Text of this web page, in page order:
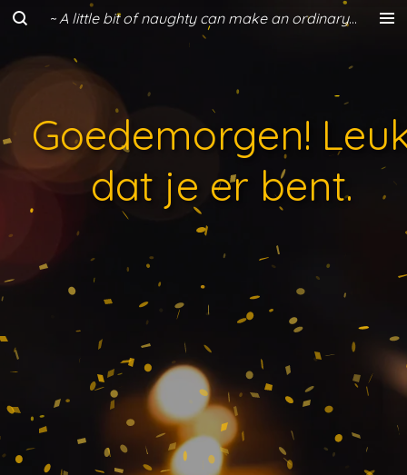
Ga
naar
~ A little bit of naughty can make an ordinary day a lot more fun ~